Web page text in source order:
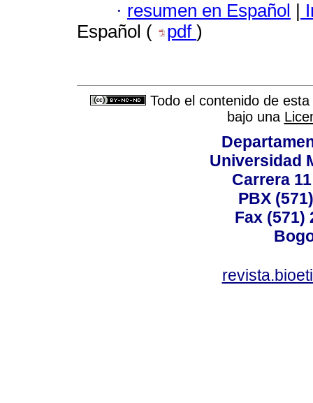
· resumen en Español |
Español (
pdf )
Todo el contenido de
bajo una
Universidad
Carrera
PBX
Fax (571)